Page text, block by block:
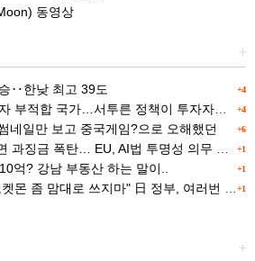
동영상
+
+4
‥한낮 최고 39도
+4
합 국가…서투른 정책이 투자자에게 트라우마”
+6
네일만 보고 중국게임?으로 오해했던
+1
금 폭탄… EU, AI법 투명성 의무 본격 가동
+1
억? 강남 부동산 하는 말이..
+1
맘대로 쓰지마" 日 정부, 여러번 '공식 우려' 표명
+